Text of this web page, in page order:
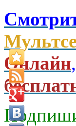
Онлайн